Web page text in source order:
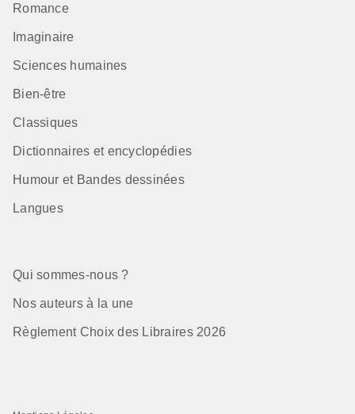
Romance
Imaginaire
Sciences humaines
Bien-être
Classiques
Dictionnaires et encyclopédies
Humour et Bandes dessinées
Langues
Qui sommes-nous ?
Nos auteurs à la une
Règlement Choix des Libraires 2026